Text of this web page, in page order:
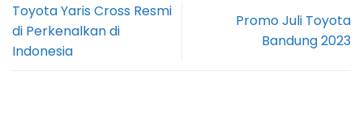
Toyota Yaris Cross Resmi
di Perkenalkan di
Indonesia
Promo Juli Toyota
Bandung 2023